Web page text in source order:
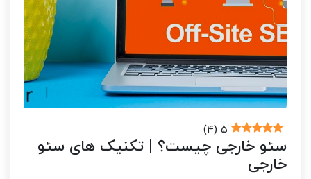
۵ (۴)
سئو خارجی چیست؟ | تکنیک های سئو
خارجی